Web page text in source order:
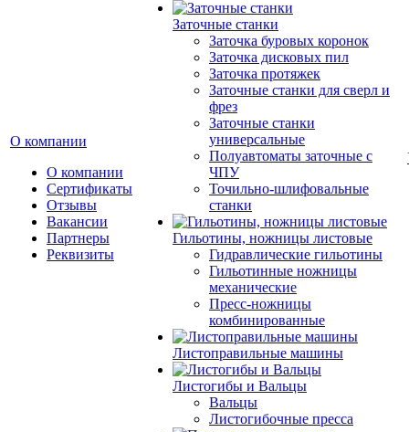
О компании
О компании
Сертификаты
Отзывы
Вакансии
Партнеры
Реквизиты
Заточные станки
Заточка буровых коронок
Заточка дисковых пил
Заточка протяжек
Заточные станки для сверл и
фрез
Заточные станки
универсальные
Полуавтоматы заточные с
ЧПУ
Точильно-шлифовальные
станки
Гильотины, ножницы листовые
Гидравлические гильотины
Гильотинные ножницы
механические
Пресс-ножницы
комбинированные
Листоправильные машины
Листогибы и Вальцы
Вальцы
Листогибочные пресса